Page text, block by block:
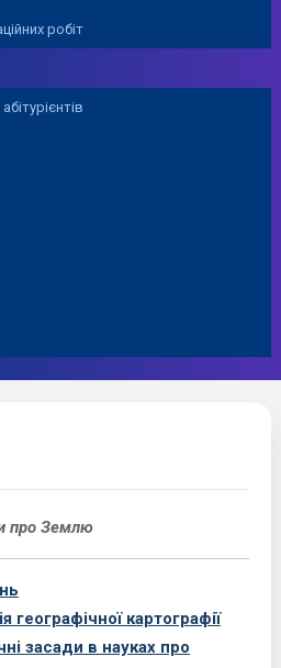
робіт
про Землю
географічної картографії
засади в науках про